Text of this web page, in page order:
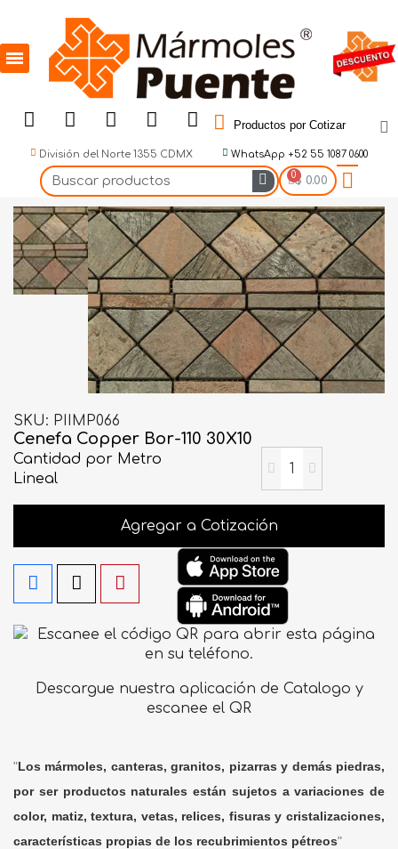
Productos por Cotizar
División del Norte 1355 CDMX WhatsApp +52 55 1087 0600
$ 0.00
SKU PIIMP066
Cenefa Copper Bor-110 30X10
Cantidad por Metro
Lineal
Agregar a Cotización
Descargue nuestra aplicación de Catalogo y
escanee el QR
"Los mármoles, canteras, granitos, pizarras y demás piedras,
por ser productos naturales están sujetos a variaciones de
color, matiz, textura, vetas, relices, fisuras y cristalizaciones,
características propias de los recubrimientos pétreos"